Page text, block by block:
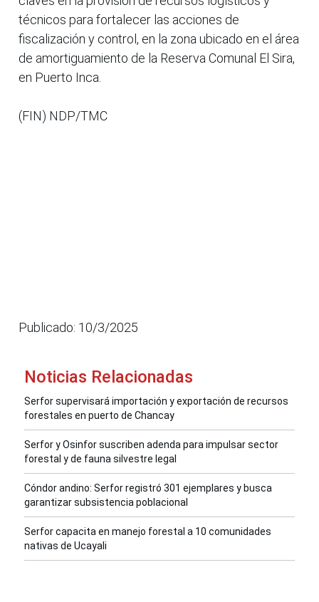
técnicos para fortalecer las acciones de
fiscalización y control, en la zona ubicado en el área
de amortiguamiento de la Reserva Comunal El Sira,
en Puerto Inca.
(FIN) NDP/TMC
Publicado: 10/3/2025
Noticias Relacionadas
Serfor supervisará importación y exportación de recursos
forestales en puerto de Chancay
Serfor y Osinfor suscriben adenda para impulsar sector
forestal y de fauna silvestre legal
Cóndor andino: Serfor registró 301 ejemplares y busca
garantizar subsistencia poblacional
Serfor capacita en manejo forestal a 10 comunidades
nativas de Ucayali